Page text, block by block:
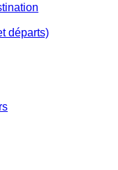
départs)